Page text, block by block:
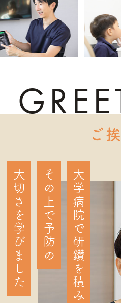
ご
大学病院で研鑽を積み
その上で予防の
大切さを学びました